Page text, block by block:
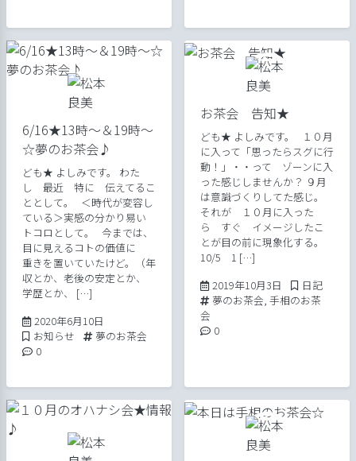
6/16★13時～＆19時～
☆夢のお茶会♪
ども★ よしみです。 わた
し 最近 特に 伝えてるこ
ととして。 ＜時代が変容し
ている＞実感の分かり易い
トコロとして。 今までは、
目に見えるコトの価値に
重きを置いていたけど。（年
収とか、老後の安定とか、
学歴とか、 […]
2020年6月10日
Posted in
お知らせ Tags:
夢のお茶会
Comments:
0
お茶会 告知★
ども★ よしみです。 １０月
に入って「思ったらスグに行
動！」・・って ゾーンに入
った感じしませんか？ ９月
は意識づくりしてた感じ。
それが １０月に入った
ら すぐ イメージしたこ
とが目の前に現象化する。
10/5 1 […]
2019年10月3日 2019年10月3日
Posted in
日記
Tags:
夢のお茶会 手相のお茶
会
Comments:
0